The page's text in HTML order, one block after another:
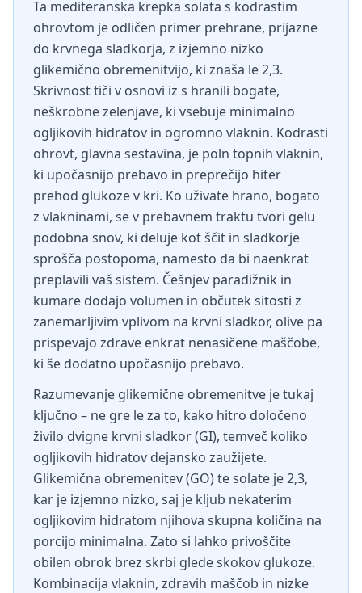
Ta mediteranska krepka solata s kodrastim
ohrovtom je odličen primer prehrane, prijazne
do krvnega sladkorja, z izjemno nizko
glikemično obremenitvijo, ki znaša le 2,3.
Skrivnost tiči v osnovi iz s hranili bogate,
neškrobne zelenjave, ki vsebuje minimalno
ogljikovih hidratov in ogromno vlaknin. Kodrasti
ohrovt, glavna sestavina, je poln topnih vlaknin,
ki upočasnijo prebavo in preprečijo hiter
prehod glukoze v kri. Ko uživate hrano, bogato
z vlakninami, se v prebavnem traktu tvori gelu
podobna snov, ki deluje kot ščit in sladkorje
sprošča postopoma, namesto da bi naenkrat
preplavili vaš sistem. Češnjev paradižnik in
kumare dodajo volumen in občutek sitosti z
zanemarljivim vplivom na krvni sladkor, olive pa
prispevajo zdrave enkrat nenasičene maščobe,
ki še dodatno upočasnijo prebavo.
Razumevanje glikemične obremenitve je tukaj
ključno – ne gre le za to, kako hitro določeno
živilo dvigne krvni sladkor (GI), temveč koliko
ogljikovih hidratov dejansko zaužijete.
Glikemična obremenitev (GO) te solate je 2,3,
kar je izjemno nizko, saj je kljub nekaterim
ogljikovim hidratom njihova skupna količina na
porcijo minimalna. Zato si lahko privoščite
obilen obrok brez skrbi glede skokov glukoze.
Kombinacija vlaknin, zdravih maščob in nizke